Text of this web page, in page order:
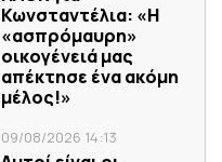
Κωνσταντέλια: «Η
«ασπρόμαυρη»
οικογένειά μας
απέκτησε ένα ακόμη
μέλος!»
09/08/2026 14:13